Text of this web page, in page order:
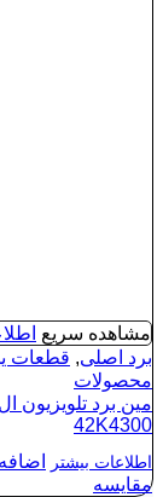
مشاهده سریع
برد اصلی, قطعات
محصولات
مین برد تلویزیون
42K4300
اطلاعات بیشتر
مقایسه